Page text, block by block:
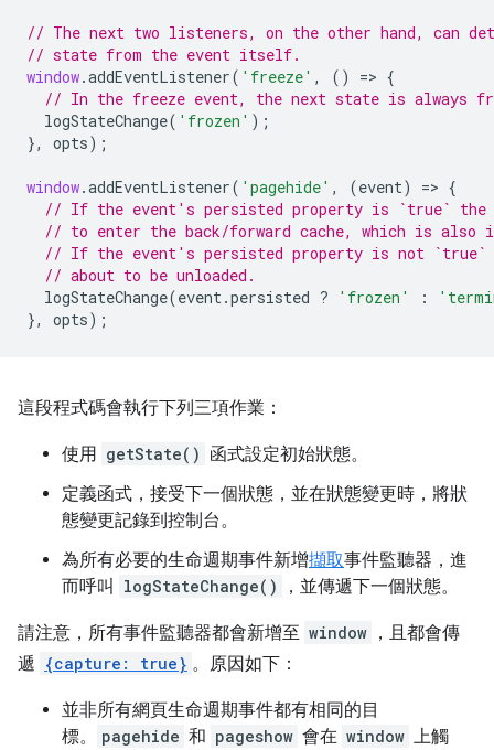
// The next two listeners, on the other hand, can
// state from the event itself.
window.addEventListener( 'freeze' , () => {
// In the freeze event, the next state is always
logStateChange( 'frozen' );
},
opts);
window.addEventListener( 'pagehide' , (event) => {
// If the event's persisted property is `true` the
// to enter the back/forward cache, which is also
// If the event's persisted property is not `true`
// about to be unloaded.
logStateChange(event .persisted ? 'frozen' :
},
opts);
這段程式碼會執行下列三項作業：
使用 getState() 函式設定初始狀態。
定義函式，接受下一個狀態，並在狀態變更時，將狀
態變更記錄到控制台。
為所有必要的生命週期事件新增擷取事件監聽器，進
而呼叫
logStateChange() ，並傳遞下一個狀態。
請注意，所有事件監聽器都會新增至 window ，且都會傳
遞 {capture: true} 。原因如下：
並非所有網頁生命週期事件都有相同的目
標。
pagehide 和 pageshow 會在 window 上觸